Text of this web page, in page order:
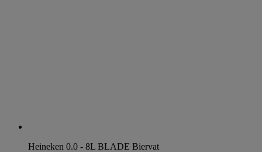
Heineken 0.0 - 8L BLADE Biervat